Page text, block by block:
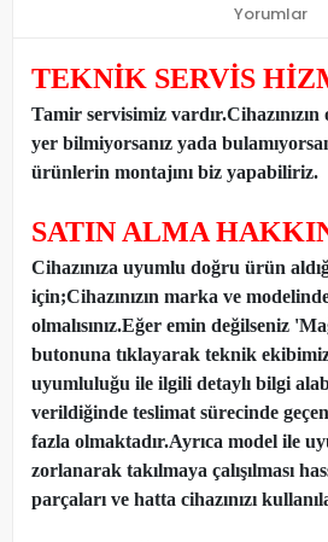
Yorumlar
TEKNİK SERVİS
Tamir servisimiz vardır.Cihazınızın
yer bilmiyorsanız yada
ürünlerin montajını biz yapabiliriz.
SATIN ALMA
Cihazınıza uyumlu doğru ürün
için;Cihazınızın marka ve
olmalısınız.Eğer emin değilseniz
butonuna tıklayarak teknik
uyumluluğu ile ilgili detaylı bilgi
verildiğinde teslimat sürecinde
fazla olmaktadır.Ayrıca model ile
zorlanarak takılmaya çalışılması
parçaları ve hatta cihazınızı